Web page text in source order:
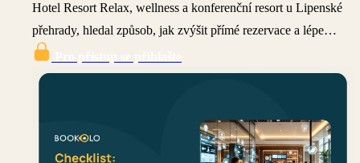
Hotel Resort Relax, wellness a konferenční resort u Lipenské
přehrady, hledal způsob, jak zvýšit přímé rezervace a lépe…